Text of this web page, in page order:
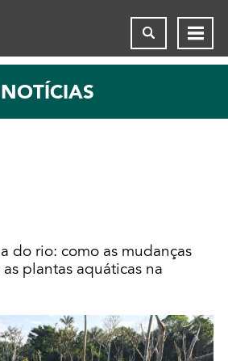
NOTÍCIAS
do rio: como as mudanças
plantas aquáticas na